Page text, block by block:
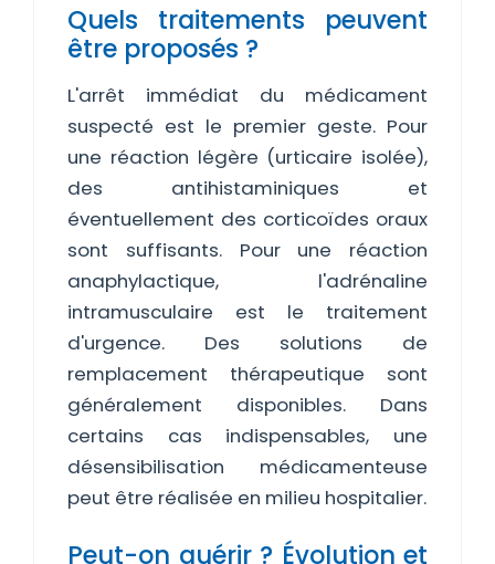
Quels traitements peuvent
être proposés ?
L'arrêt immédiat du médicament
suspecté est le premier geste. Pour
une réaction légère (urticaire isolée),
des antihistaminiques et
éventuellement des corticoïdes oraux
sont suffisants. Pour une réaction
anaphylactique, l'adrénaline
intramusculaire est le traitement
d'urgence. Des solutions de
remplacement thérapeutique sont
généralement disponibles. Dans
certains cas indispensables, une
désensibilisation médicamenteuse
peut être réalisée en milieu hospitalier.
Peut-on guérir ? Évolution et